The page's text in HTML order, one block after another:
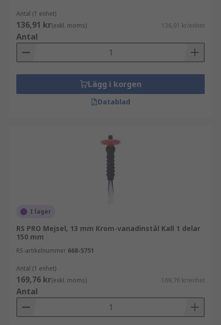
Antal (1 enhet)
136,91 kr(exkl. moms) 136,91 kr/enhet
Antal
Lägg i korgen
Datablad
I lager
RS PRO Mejsel, 13 mm Krom-vanadinstål Kall 1 delar
150 mm
RS-artikelnummer 668-5751
Antal (1 enhet)
169,76 kr(exkl. moms) 169,76 kr/enhet
Antal